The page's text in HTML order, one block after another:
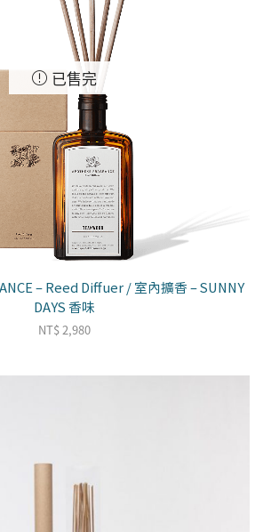
已售完
– Reed Diffuer / 室內擴香 – SUNNY
DAYS 香味
NT$2,980